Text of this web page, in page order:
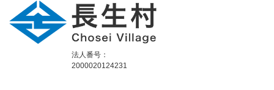
法人番号：
2000020124231